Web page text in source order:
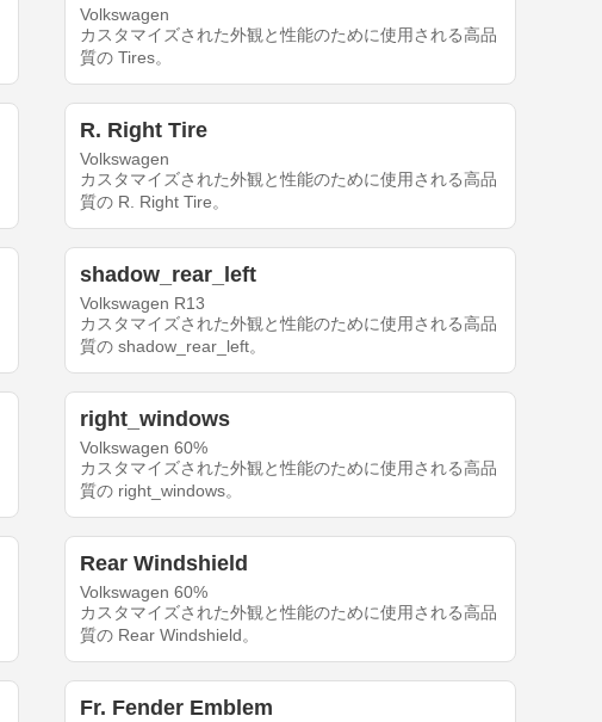
Volkswagen
カスタマイズされた外観と性能のために使用される高品
質の Tires。
R. Right Tire
Volkswagen
カスタマイズされた外観と性能のために使用される高品
質の R. Right Tire。
shadow_rear_left
Volkswagen R13
カスタマイズされた外観と性能のために使用される高品
質の shadow_rear_left。
right_windows
Volkswagen 60%
カスタマイズされた外観と性能のために使用される高品
質の right_windows。
Rear Windshield
Volkswagen 60%
カスタマイズされた外観と性能のために使用される高品
質の Rear Windshield。
Fr. Fender Emblem